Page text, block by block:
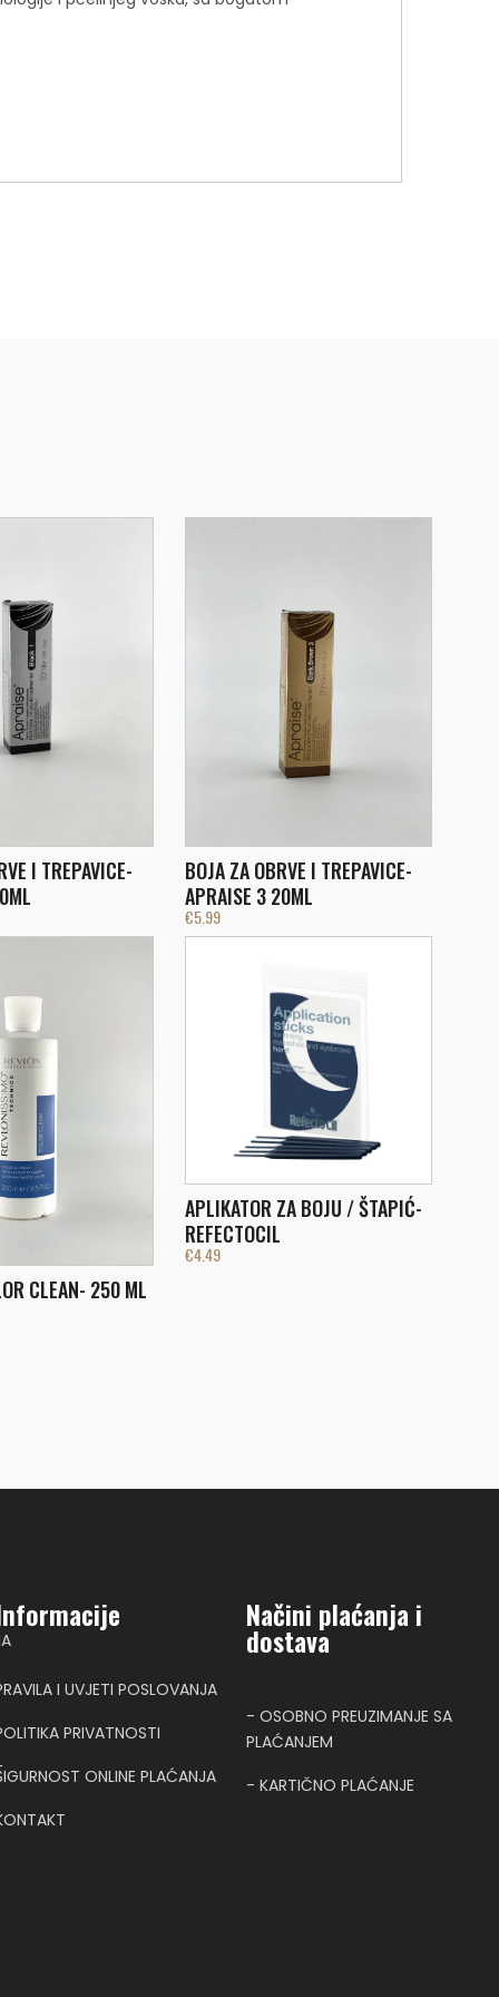
I TREPAVICE-
BOJA ZA OBRVE I TREPAVICE-
APRAISE 3 20ML
€5.99
CLEAN- 250 ML
APLIKATOR ZA BOJU / ŠTAPIĆ-
REFECTOCIL
€4.49
I UVJETI POSLOVANJA
PRIVATNOSTI
ONLINE PLAĆANJA
Načini plaćanja i
dostava
- OSOBNO PREUZIMANJE SA
PLAĆANJEM
- KARTIČNO PLAĆANJE